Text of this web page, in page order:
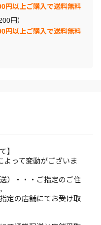
円以上ご購入で送料無料
円）
円以上ご購入で送料無料
】
って変動がございま
）・・・ご指定のご住
定の店舗にてお受け取